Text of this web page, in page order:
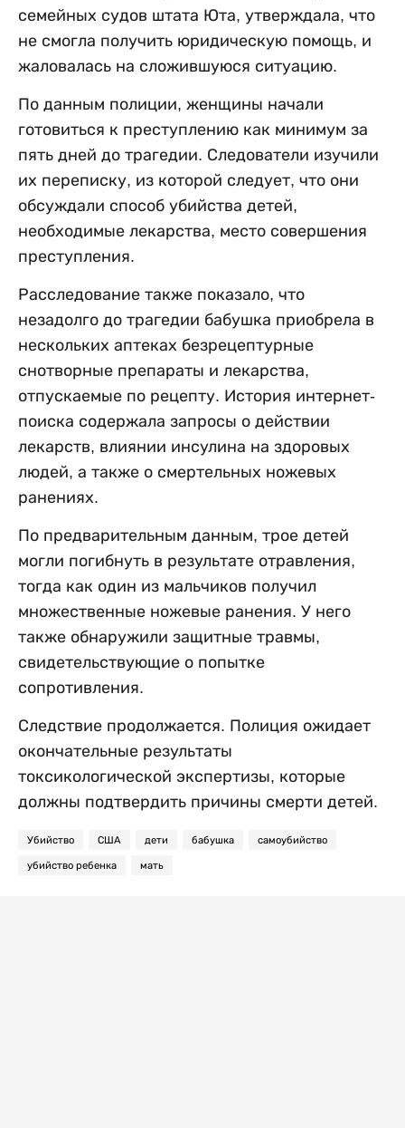
семейных судов штата Юта, утверждала, что
не смогла получить юридическую помощь, и
жаловалась на сложившуюся ситуацию.
По данным полиции, женщины начали
готовиться к преступлению как минимум за
пять дней до трагедии. Следователи изучили
их переписку, из которой следует, что они
обсуждали способ убийства детей,
необходимые лекарства, место совершения
преступления.
Расследование также показало, что
незадолго до трагедии бабушка приобрела в
нескольких аптеках безрецептурные
снотворные препараты и лекарства,
отпускаемые по рецепту. История интернет-
поиска содержала запросы о действии
лекарств, влиянии инсулина на здоровых
людей, а также о смертельных ножевых
ранениях.
По предварительным данным, трое детей
могли погибнуть в результате отравления,
тогда как один из мальчиков получил
множественные ножевые ранения. У него
также обнаружили защитные травмы,
свидетельствующие о попытке
сопротивления.
Следствие продолжается. Полиция ожидает
окончательные результаты
токсикологической экспертизы, которые
должны подтвердить причины смерти детей.
Убийство США дети бабушка самоубийство
убийство ребенка мать